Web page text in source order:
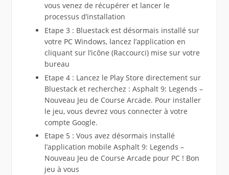
vous venez de récupérer et lancer le
processus d’installation
Etape 3 : Bluestack est désormais installé sur
votre PC Windows, lancez l’application en
cliquant sur l’icône (Raccourci) mise sur votre
bureau
Etape 4 : Lancez le Play Store directement sur
Bluestack et recherchez : Asphalt 9: Legends –
Nouveau Jeu de Course Arcade. Pour installer
le jeu, vous devrez vous connecter à votre
compte Google.
Etape 5 : Vous avez désormais installé
l’application mobile Asphalt 9: Legends –
Nouveau Jeu de Course Arcade pour PC ! Bon
jeu à vous